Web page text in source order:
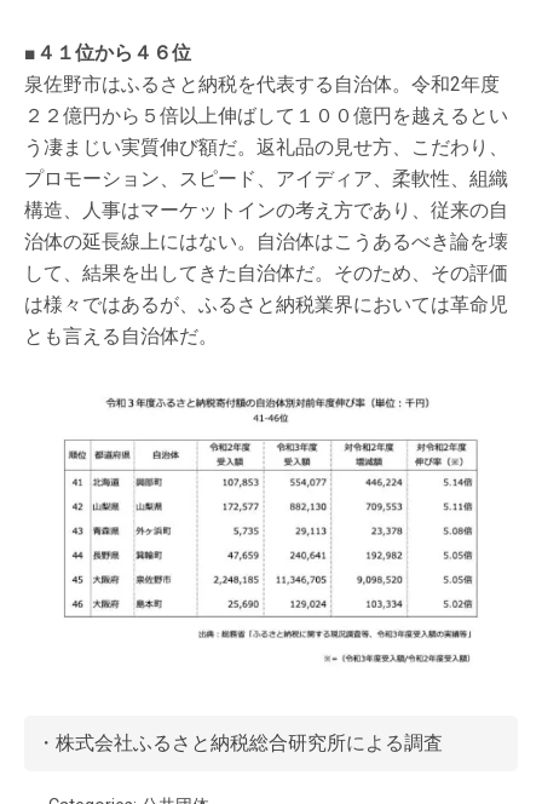
■４１位から４６位
泉佐野市はふるさと納税を代表する自治体。令和2年度
２２億円から５倍以上伸ばして１００億円を越えるとい
う凄まじい実質伸び額だ。返礼品の見せ方、こだわり、
プロモーション、スピード、アイディア、柔軟性、組織
構造、人事はマーケットインの考え方であり、従来の自
治体の延長線上にはない。自治体はこうあるべき論を壊
して、結果を出してきた自治体だ。そのため、その評価
は様々ではあるが、ふるさと納税業界においては革命児
とも言える自治体だ。
・ 株式会社ふるさと納税総合研究所による調査